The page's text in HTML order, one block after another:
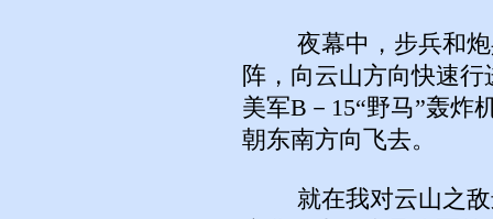
夜幕中，步兵和炮
阵，向云山方向快速
美军B－15“野马”轰炸
朝东南方向飞去。
就在我对云山之敌